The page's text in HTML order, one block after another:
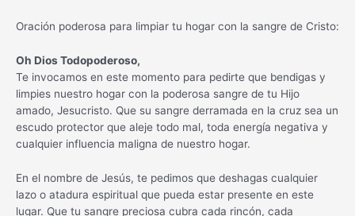
Oración poderosa para limpiar tu hogar con la sangre de Cristo:
Oh Dios Todopoderoso,
Te invocamos en este momento para pedirte que bendigas y
limpies nuestro hogar con la poderosa sangre de tu Hijo
amado, Jesucristo. Que su sangre derramada en la cruz sea un
escudo protector que aleje todo mal, toda energía negativa y
cualquier influencia maligna de nuestro hogar.
En el nombre de Jesús, te pedimos que deshagas cualquier
lazo o atadura espiritual que pueda estar presente en este
lugar. Que tu sangre preciosa cubra cada rincón, cada